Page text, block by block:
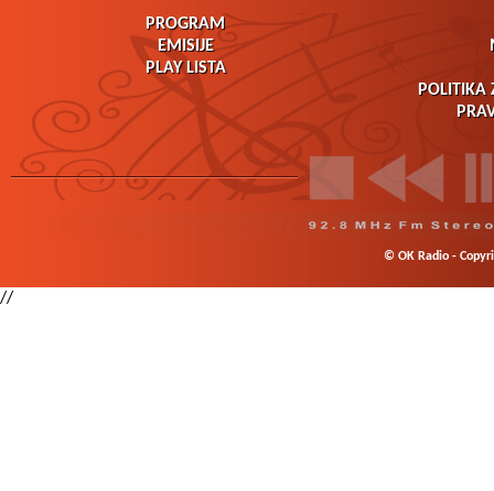
PROGRAM
EMISIJE
PLAY LISTA
POLITIKA
© OK Radio -
//